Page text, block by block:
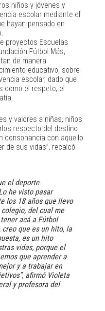
niños y jóvenes y
escolar mediante el
hayan pensado en
proyectos Escuelas
Fútbol Más,
de manera
educativo, sobre
escolar, dado que
como el respeto, el
y valores a niñas, niños
respecto del destino
consonancia con aquello
de sus vidas”, recalcó
el deporte
he visto pasar
los 18 años que llevo
del cual me
acá a Fútbol
creo que es un hito, la
es un hito
vidas, porque el
que aprender a
y a trabajar en
afirmó Violeta
y profesora del